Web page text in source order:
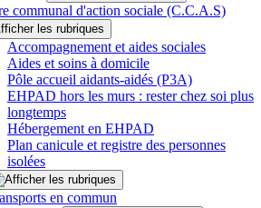
communal d'action sociale (C.C.A.S)
Accompagnement et aides sociales
Aides et soins à domicile
Pôle accueil aidants-aidés (P3A)
EHPAD hors les murs : rester chez soi plus
longtemps
Hébergement en EHPAD
Plan canicule et registre des personnes
isolées
en commun